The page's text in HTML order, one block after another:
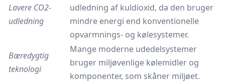
Lavere CO2-
udledning
udledning af kuldioxid, da den bruger
mindre energi end konventionelle
opvarmnings- og kølesystemer.
Bæredygtig
teknologi
Mange moderne udedelsystemer
bruger miljøvenlige kølemidler og
komponenter, som skåner miljøet.